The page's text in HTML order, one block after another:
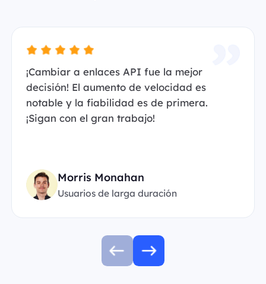
¡Cambiar a enlaces API fue la mejor
decisión! El aumento de velocidad es
notable y la fiabilidad es de primera.
¡Sigan con el gran trabajo!
Morris Monahan
Usuarios de larga duración